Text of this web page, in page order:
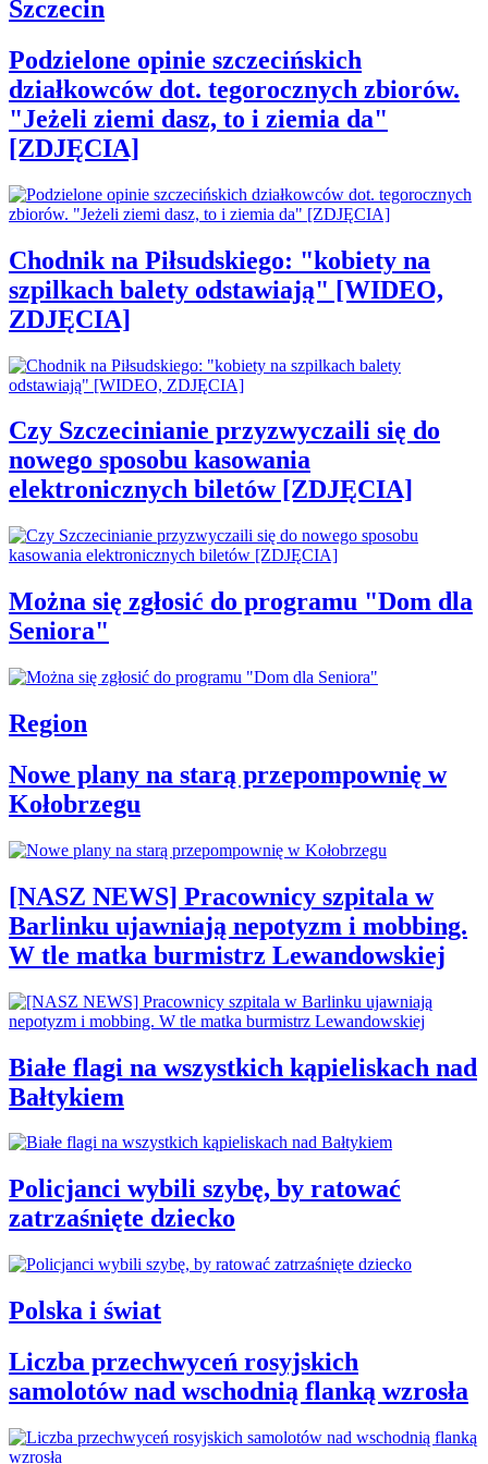
Szczecin
Podzielone opinie szczecińskich
działkowców dot. tegorocznych zbiorów.
"Jeżeli ziemi dasz, to i ziemia da"
[ZDJĘCIA]
Chodnik na Piłsudskiego: "kobiety na
szpilkach balety odstawiają" [WIDEO,
ZDJĘCIA]
Czy Szczecinianie przyzwyczaili się do
nowego sposobu kasowania
elektronicznych biletów [ZDJĘCIA]
Można się zgłosić do programu "Dom dla
Seniora"
Region
Nowe plany na starą przepompownię w
Kołobrzegu
[NASZ NEWS] Pracownicy szpitala w
Barlinku ujawniają nepotyzm i mobbing.
W tle matka burmistrz Lewandowskiej
Białe flagi na wszystkich kąpieliskach nad
Bałtykiem
Policjanci wybili szybę, by ratować
zatrzaśnięte dziecko
Polska i świat
Liczba przechwyceń rosyjskich
samolotów nad wschodnią flanką wzrosła